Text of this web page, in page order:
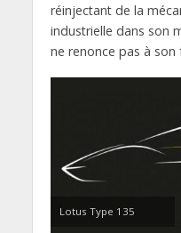
réinjectant de la
industrielle dans son
ne renonce pas à son
Lotus Type 135